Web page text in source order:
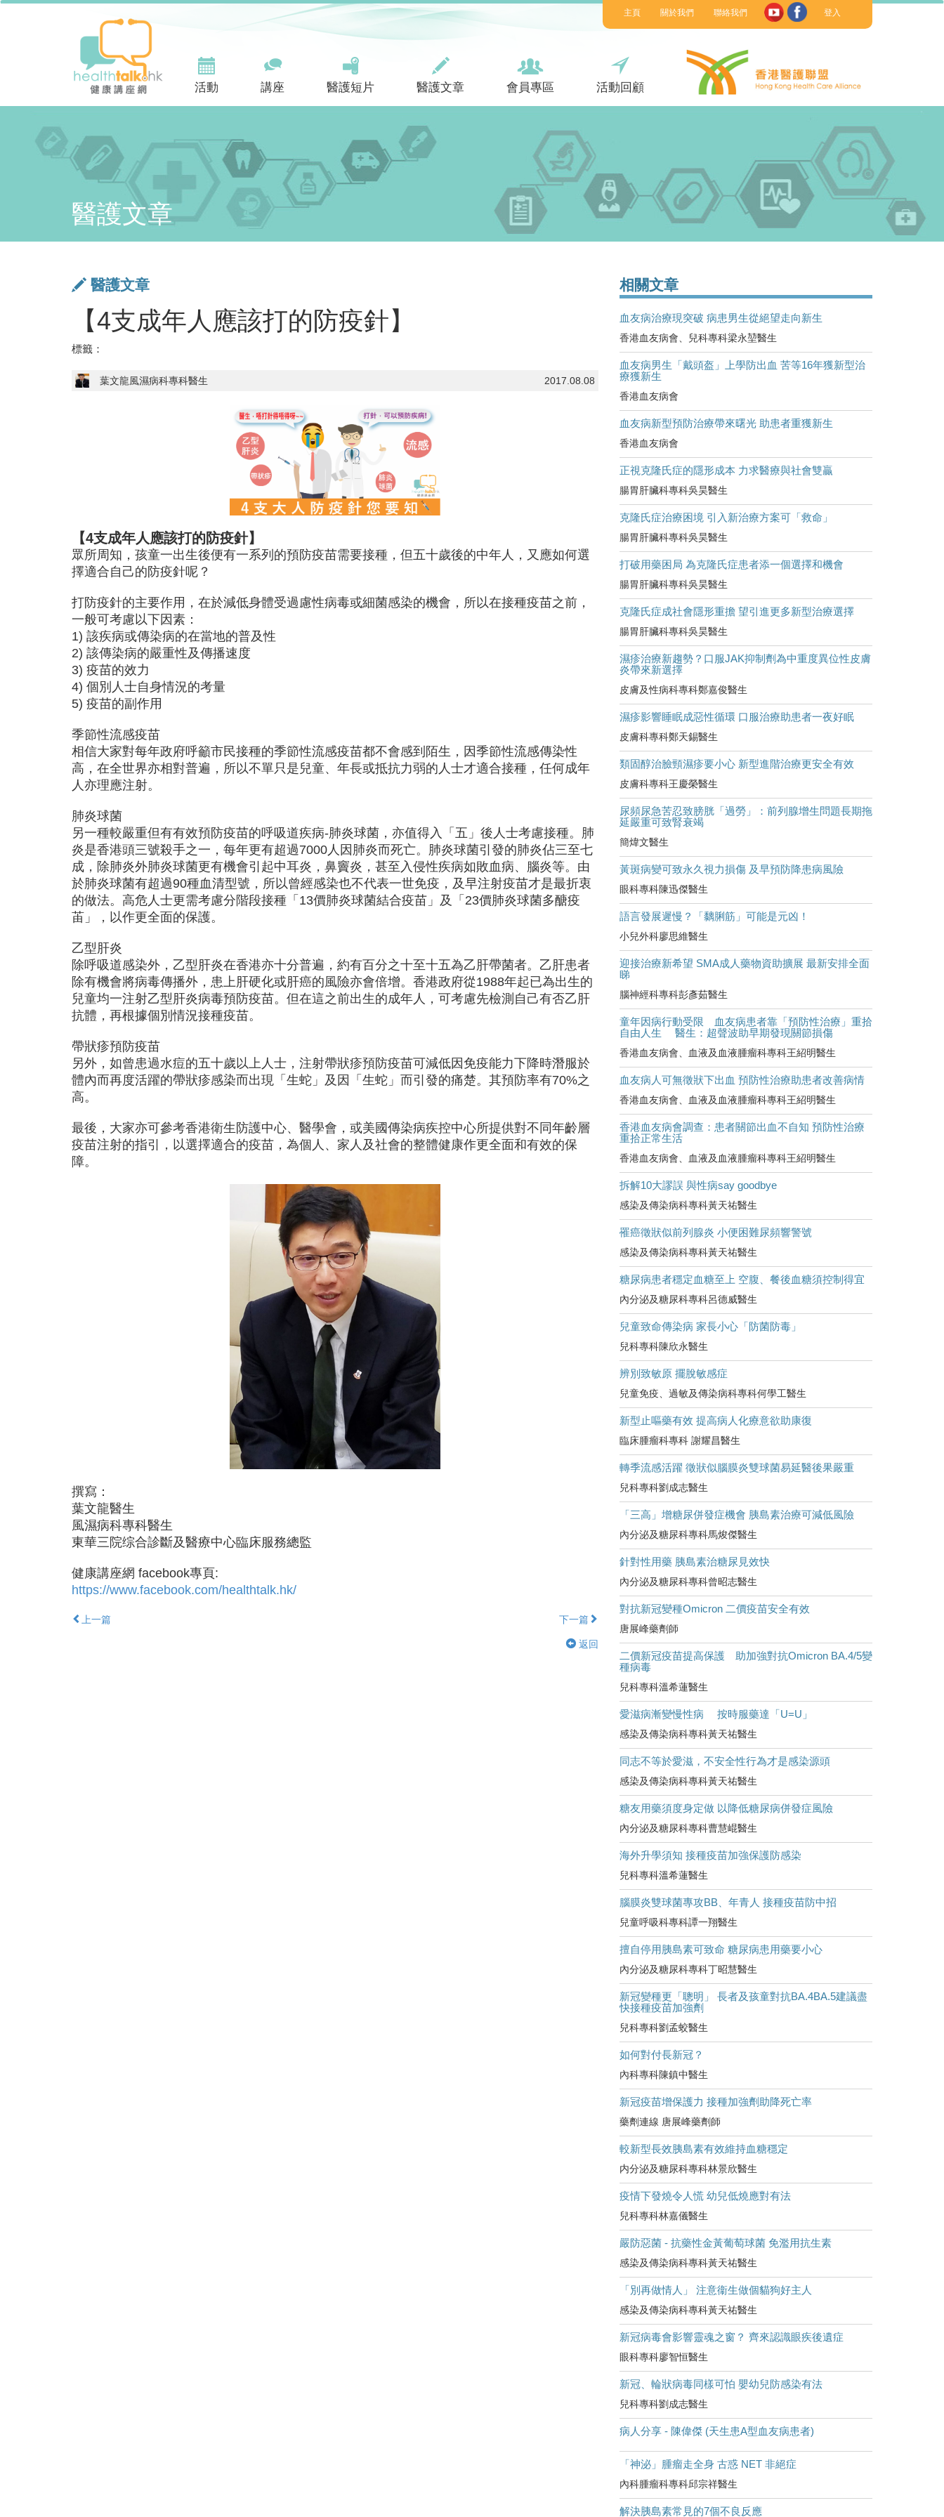
活動 講座 醫護短片 醫護文章 會員專區 活動回顧
主頁 關於我們 聯絡我們 登入
醫護文章
醫護文章
【4支成年人應該打的防疫針】
標籤：
2017.08.08
葉文龍風濕病科專科醫生
【4支成年人應該打的防疫針】
眾所周知，孩童一出生後便有一系列的預防疫苗需要接種，但五十歲後的中年人，又應如何選
擇適合自己的防疫針呢？
打防疫針的主要作用，在於減低身體受過慮性病毒或細菌感染的機會，所以在接種疫苗之前，
一般可考慮以下因素：
1) 該疾病或傳染病的在當地的普及性
2) 該傳染病的嚴重性及傳播速度
3) 疫苗的效力
4) 個別人士自身情況的考量
5) 疫苗的副作用
季節性流感疫苗
相信大家對每年政府呼籲市民接種的季節性流感疫苗都不會感到陌生，因季節性流感傳染性
高，在全世界亦相對普遍，所以不單只是兒童、年長或抵抗力弱的人士才適合接種，任何成年
人亦理應注射。
肺炎球菌
另一種較嚴重但有有效預防疫苗的呼吸道疾病-肺炎球菌，亦值得入「五」後人士考慮接種。肺
炎是香港頭三號殺手之一，每年更有超過7000人因肺炎而死亡。肺炎球菌引發的肺炎佔三至七
成，除肺炎外肺炎球菌更有機會引起中耳炎，鼻竇炎，甚至入侵性疾病如敗血病、腦炎等。由
於肺炎球菌有超過90種血清型號，所以曾經感染也不代表一世免疫，及早注射疫苗才是最折衷
的做法。高危人士更需考慮分階段接種「13價肺炎球菌結合疫苗」及「23價肺炎球菌多醣疫
苖」，以作更全面的保護。
乙型肝炎
除呼吸道感染外，乙型肝炎在香港亦十分普遍，約有百分之十至十五為乙肝帶菌者。乙肝患者
除有機會將病毒傳播外，患上肝硬化或肝癌的風險亦會倍增。香港政府從1988年起已為出生的
兒童均一注射乙型肝炎病毒預防疫苗。但在這之前出生的成年人，可考慮先檢測自己有否乙肝
抗體，再根據個別情況接種疫苗。
帶狀疹預防疫苗
另外，如曾患過水痘的五十歲以上人士，注射帶狀疹預防疫苗可減低因免疫能力下降時潛服於
體內而再度活躍的帶狀疹感染而出現「生蛇」及因「生蛇」而引發的痛楚。其預防率有70%之
高。
最後，大家亦可參考香港衛生防護中心、醫學會，或美國傳染病疾控中心所提供對不同年齡層
疫苗注射的指引，以選擇適合的疫苗，為個人、家人及社會的整體健康作更全面和有效的保
障。
撰寫：
葉文龍醫生
風濕病科專科醫生
東華三院综合診斷及醫療中心臨床服務總監
健康講座網 facebook專頁:
https://www.facebook.com/healthtalk.hk/
上一篇 下一篇
返回
相關文章
血友病治療現突破 病患男生從絕望走向新生
香港血友病會、兒科專科梁永堃醫生
血友病男生「戴頭盔」上學防出血 苦等16年獲新型治
療獲新生
香港血友病會
血友病新型預防治療帶來曙光 助患者重獲新生
香港血友病會
正視克隆氏症的隱形成本 力求醫療與社會雙贏
腸胃肝臟科專科吳昊醫生
克隆氏症治療困境 引入新治療方案可「救命」
腸胃肝臟科專科吳昊醫生
打破用藥困局 為克隆氏症患者添一個選擇和機會
腸胃肝臟科專科吳昊醫生
克隆氏症成社會隱形重擔 望引進更多新型治療選擇
腸胃肝臟科專科吳昊醫生
濕疹治療新趨勢？口服JAK抑制劑為中重度異位性皮膚
炎帶來新選擇
皮膚及性病科專科鄭嘉俊醫生
濕疹影響睡眠成惡性循環 口服治療助患者一夜好眠
皮膚科專科鄭天錫醫生
類固醇治臉頸濕疹要小心 新型進階治療更安全有效
皮膚科專科王慶榮醫生
尿頻尿急苦忍致膀胱「過勞」：前列腺增生問題長期拖
延嚴重可致腎衰竭
簡煒文醫生
黃斑病變可致永久視力損傷 及早預防降患病風險
眼科專科陳迅傑醫生
語言發展遲慢？「黐脷筋」可能是元凶！
小兒外科廖思維醫生
迎接治療新希望 SMA成人藥物資助擴展 最新安排全面
睇
腦神經科專科彭彥茹醫生
童年因病行動受限 血友病患者靠「預防性治療」重拾
自由人生 醫生：超聲波助早期發現關節損傷
香港血友病會、血液及血液腫瘤科專科王紹明醫生
血友病人可無徵狀下出血 預防性治療助患者改善病情
香港血友病會、血液及血液腫瘤科專科王紹明醫生
香港血友病會調查：患者關節出血不自知 預防性治療
重拾正常生活
香港血友病會、血液及血液腫瘤科專科王紹明醫生
拆解10大謬誤 與性病say goodbye
感染及傳染病科專科黃天祐醫生
罹癌徵狀似前列腺炎 小便困難尿頻響警號
感染及傳染病科專科黃天祐醫生
糖尿病患者穩定血糖至上 空腹、餐後血糖須控制得宜
內分泌及糖尿科專科呂德威醫生
兒童致命傳染病 家長小心「防菌防毒」
兒科專科陳欣永醫生
辨別致敏原 擺脫敏感症
兒童免疫、過敏及傳染病科專科何學工醫生
新型止嘔藥有效 提高病人化療意欲助康復
臨床腫瘤科專科 謝耀昌醫生
轉季流感活躍 徵狀似腦膜炎雙球菌易延醫後果嚴重
兒科專科劉成志醫生
「三高」增糖尿併發症機會 胰島素治療可減低風險
內分泌及糖尿科專科馬焌傑醫生
針對性用藥 胰島素治糖尿見效快
內分泌及糖尿科專科曾昭志醫生
對抗新冠變種Omicron 二價疫苗安全有效
唐展峰藥劑師
二價新冠疫苗提高保護 助加強對抗Omicron BA.4/5變
種病毒
兒科專科溫希蓮醫生
愛滋病漸變慢性病 按時服藥達「U=U」
感染及傳染病科專科黃天祐醫生
同志不等於愛滋，不安全性行為才是感染源頭
感染及傳染病科專科黃天祐醫生
糖友用藥須度身定做 以降低糖尿病併發症風險
內分泌及糖尿科專科曹慧崐醫生
海外升學須知 接種疫苗加強保護防感染
兒科專科溫希蓮醫生
腦膜炎雙球菌專攻BB、年青人 接種疫苗防中招
兒童呼吸科專科譚一翔醫生
擅自停用胰島素可致命 糖尿病患用藥要小心
內分泌及糖尿科專科丁昭慧醫生
新冠變種更「聰明」 長者及孩童對抗BA.4BA.5建議盡
快接種疫苗加強劑
兒科專科劉孟蛟醫生
如何對付長新冠？
內科專科陳鎮中醫生
新冠疫苗增保護力 接種加強劑助降死亡率
藥劑連線 唐展峰藥劑師
較新型長效胰島素有效維持血糖穩定
内分泌及糖尿科專科林景欣醫生
疫情下發燒令人慌 幼兒低燒應對有法
兒科專科林嘉儀醫生
嚴防惡菌 - 抗藥性金黃葡萄球菌 免濫用抗生素
感染及傳染病科專科黃天祐醫生
「別再做情人」 注意衞生做個貓狗好主人
感染及傳染病科專科黃天祐醫生
新冠病毒會影響靈魂之窗？ 齊來認識眼疾後遺症
眼科專科廖智恒醫生
新冠、輪狀病毒同樣可怕 嬰幼兒防感染有法
兒科專科劉成志醫生
病人分享 - 陳偉傑 (天生患A型血友病患者)
「神泌」腫瘤走全身 古惑 NET 非絕症
內科腫瘤科專科邱宗祥醫生
解決胰島素常見的7個不良反應